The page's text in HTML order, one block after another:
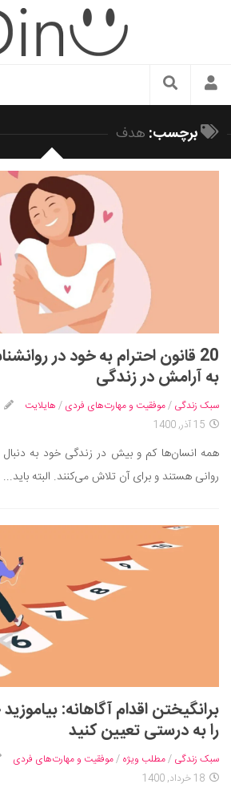
سبک زندگی
زیبایی و آرایش
شیک پوشی
دکوراسیون و چیدمان
رستوران گردی
آشپزی
سفر و گردشگری
ایران گردی
جهان گردی
رابطه، عشق و ازدواج
موفقیت و مهارت‌های فردی
سلامت
بهداشت
بیماری و درمان
فرهنگ و هنر
سینما و تئاتر
تلویزیون
موسیقی
برچسب: هدف
20 قانون احترام به خود در
به آرامش در زندگی
سبک زندگی /موفقیت و مهارت‌های فردی / هایلایت
15 آذر, 1400
همه انسان‌ها کم و بیش در زندگی خود به
روانی هستند و برای آن تلاش می‌کنند. البته باید...
برانگیختن اقدام آگاهانه:
را به درستی تعیین کنید
سبک زندگی /مطلب ویژه /موفقیت و مهارت‌های فردی
18 خرداد, 1400